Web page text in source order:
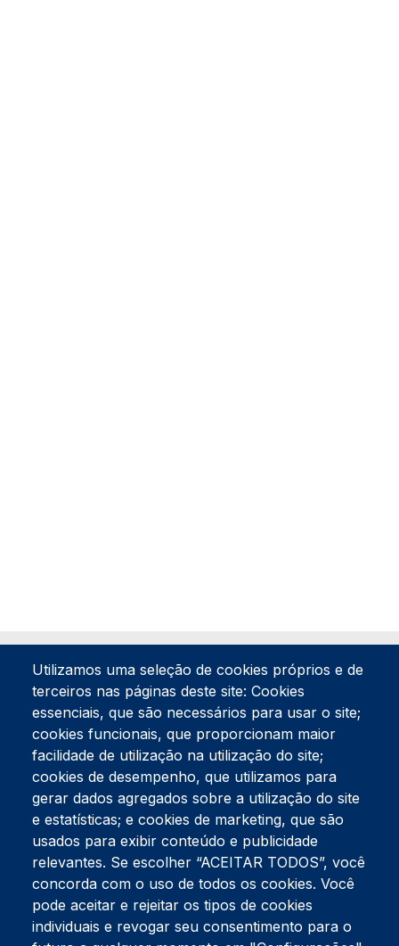
Tel:234 390 100Fax:234 390 100
Endereço Postal
Apartado 42
Rua Gil Eanes 31
3834-908 Gafanha da Nazaré
Estúdios
Rua Prior Guerra
Edifício do Centro Cultural da Gafanha da Nazaré
3830-556 Gafanha da Nazaré
Utilizamos uma seleção de cookies próprios e de
terceiros nas páginas deste site: Cookies
essenciais, que são necessários para usar o site;
cookies funcionais, que proporcionam maior
facilidade de utilização na utilização do site;
cookies de desempenho, que utilizamos para
gerar dados agregados sobre a utilização do site
e estatísticas; e cookies de marketing, que são
usados para exibir conteúdo e publicidade
relevantes. Se escolher “ACEITAR TODOS”, você
concorda com o uso de todos os cookies. Você
pode aceitar e rejeitar os tipos de cookies
individuais e revogar seu consentimento para o